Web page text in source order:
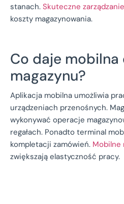
stanach. Skuteczne
koszty magazynowania.
Co daje mobilna
magazynu?
Aplikacja mobilna umożliwia
urządzeniach przenośnych.
wykonywać operacje
regałach. Ponadto terminal
kompletacji zamówień. Mobilne
zwiększają elastyczność pracy.